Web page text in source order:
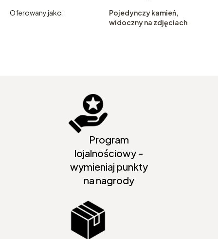
Oferowany jako:
Pojedynczy kamień,
widoczny na zdjęciach
Program
lojalnościowy -
wymieniaj punkty
na nagrody